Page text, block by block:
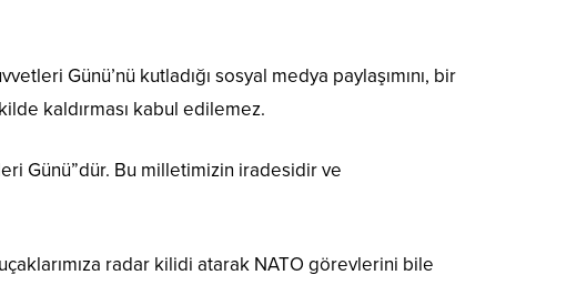
Günü’nü kutladığı sosyal medya paylaşımını, bir
kaldırması kabul edilemez.
Günü”dür. Bu milletimizin iradesidir ve
radar kilidi atarak NATO görevlerini bile